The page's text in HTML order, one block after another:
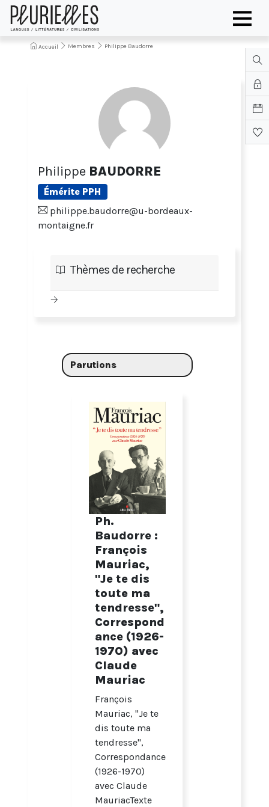
Accueil Membres Philippe Baudorre
Philippe BAUDORRE
Émérite PPH
philippe.baudorre@u-bordeaux-
montaigne.fr
Thèmes de recherche
Parutions
Ph.
Baudorre :
François
Mauriac,
"Je te dis
toute ma
tendresse",
Correspond
ance (1926-
1970) avec
Claude
Mauriac
François
Mauriac, "Je te
dis toute ma
tendresse",
Correspondance
(1926-1970)
avec Claude
MauriacTexte